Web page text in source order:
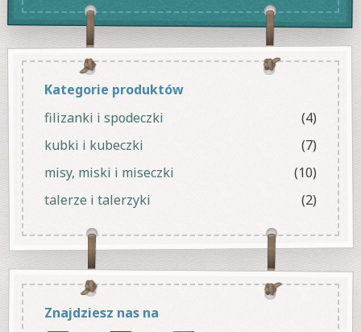
Kategorie produktów
filizanki i spodeczki
(4)
kubki i kubeczki
(7)
misy, miski i miseczki
(10)
talerze i talerzyki
(2)
Znajdziesz nas na